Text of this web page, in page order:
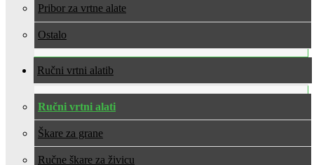
Pribor za vrtne alate
Ostalo
Ručni vrtni alati
Ručni vrtni alati
Škare za grane
Ručne škare za živicu